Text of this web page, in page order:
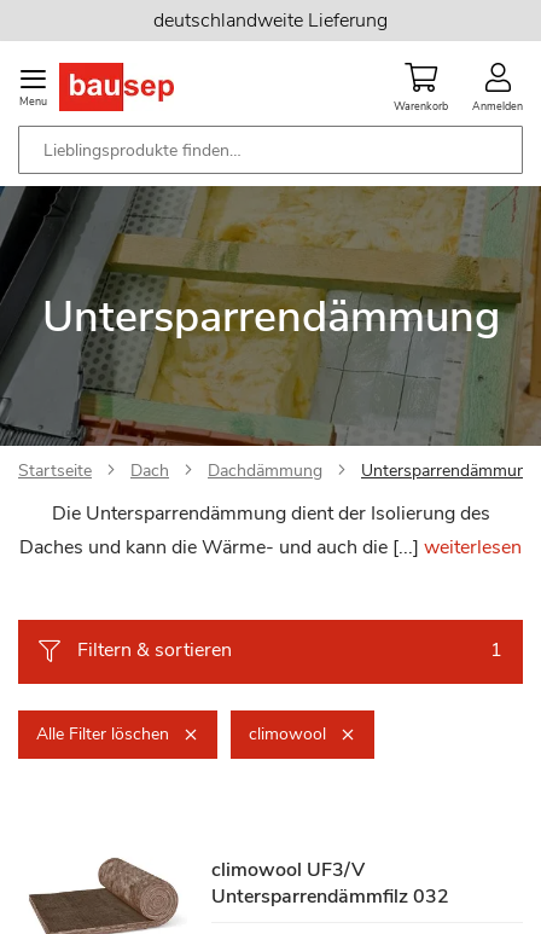
Inhalt
springen
deutschlandweite Lieferung
Menu Warenkorb Anmelden
Untersparrendämmung
Startseite Dach Dachdämmung Untersparrendämmung
Die Untersparrendämmung dient der Isolierung des
Daches und kann die Wärme- und auch die [...] weiterlesen
Filtern & sortieren 1
Alle Filter löschen climowool
climowool UF3/V
Untersparrendämmfilz 032